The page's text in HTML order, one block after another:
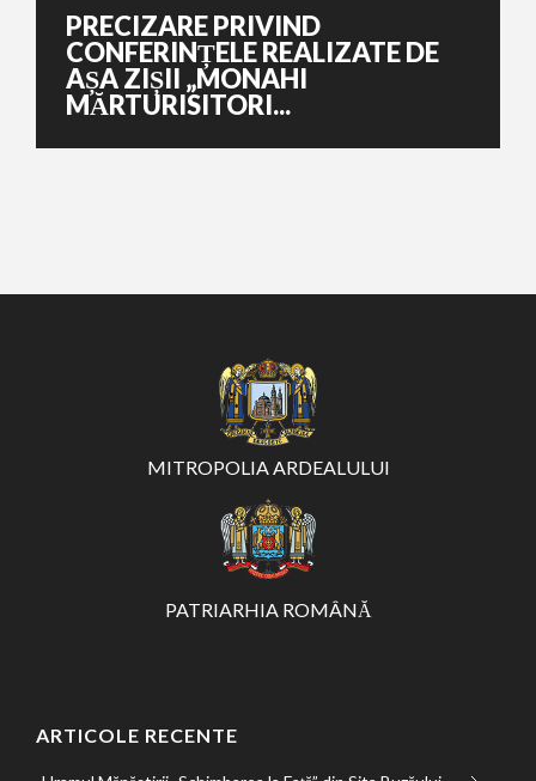
PRECIZARE PRIVIND
CONFERINȚELE REALIZATE DE
AȘA ZIȘII „MONAHI
MĂRTURISITORI...
MITROPOLIA ARDEALULUI
PATRIARHIA ROMÂNĂ
ARTICOLE RECENTE